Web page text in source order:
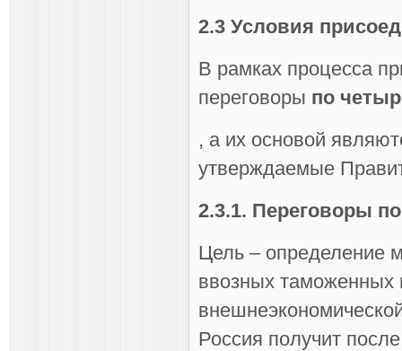
2.3 Условия
В рамках процесса
переговоры по
, а их основой
утверждаемые
2.3.1. Переговоры
Цель – определение
ввозных таможенных
Россия получит